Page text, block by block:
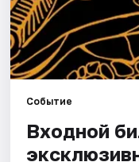
Событие
Входной